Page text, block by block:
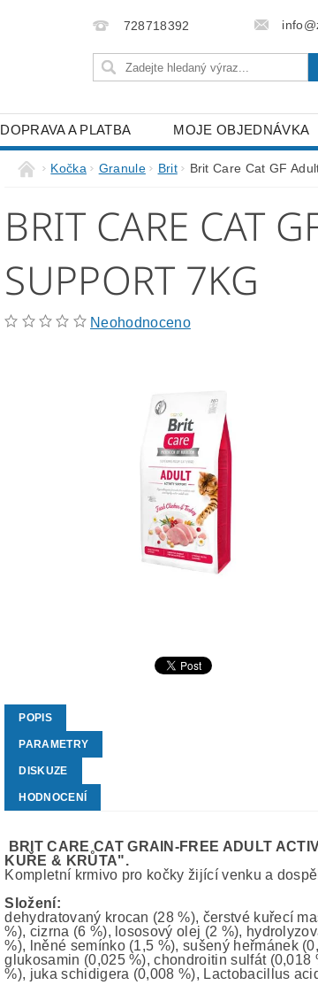
728718392
DOPRAVA A PLATBA MOJE OBJEDNÁVKA
Kočka Granule Brit Brit Care Cat GF
BRIT CARE CAT
SUPPORT 7KG
Neohodnoceno
POPIS
PARAMETRY
DISKUZE
HODNOCENÍ
BRIT CARE CAT GRAIN-FREE ADULT
KUŘE & KRŮTA".
Kompletní krmivo pro kočky žijící venku a
Složení:
dehydratovaný krocan (28 %), čerstvé kuřecí
%), cizrna (6 %), lososový olej (2 %),
%), lněné semínko (1,5 %), sušený heřmánek
glukosamin (0,025 %), chondroitin sulfát
%), juka schidigera (0,008 %), Lactobacillus